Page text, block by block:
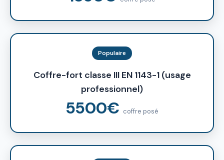
Populaire
Coffre-fort classe III EN 1143-1 (usage
professionnel)
5500€ coffre posé